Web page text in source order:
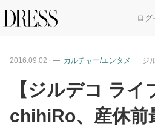
ログ
特集記事
2016.09.02 カルチャー/エンタメ ジ
【ジルデコ ライ
chihiRo、産休前